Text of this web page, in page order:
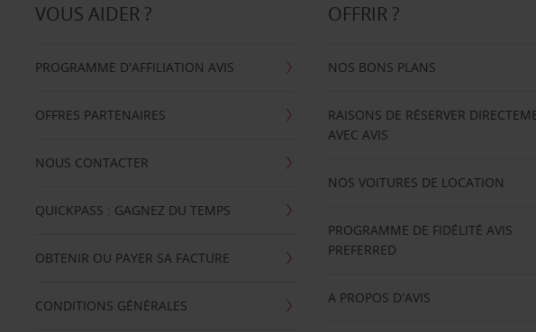
VOUS AIDER ?
PROGRAMME D'AFFILIATION AVIS
OFFRES PARTENAIRES
NOUS CONTACTER
QUICKPASS : GAGNEZ DU TEMPS
OBTENIR OU PAYER SA FACTURE
CONDITIONS GÉNÉRALES
OFFRIR ?
NOS BONS PLANS
RAISONS DE RÉSERVER
AVEC AVIS
NOS VOITURES DE LOCATION
PROGRAMME DE FIDÉLITÉ AVIS
PREFERRED
A PROPOS D'AVIS